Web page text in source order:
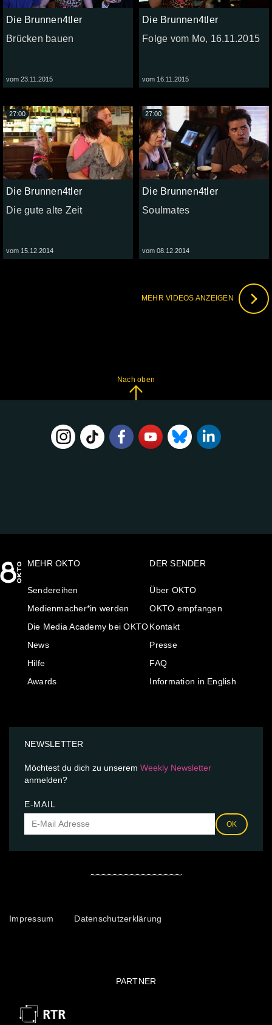
Die Brunnen4tler
Brücken bauen
vom 23.11.2015
Die Brunnen4tler
Folge vom Mo, 16.11.2015
vom 16.11.2015
Die Brunnen4tler
Die gute alte Zeit
vom 15.12.2014
27:00
Die Brunnen4tler
Soulmates
vom 08.12.2014
27:00
MEHR VIDEOS ANZEIGEN
Nach oben
MEHR OKTO
Sendereihen
Medienmacher*in werden
Die Media Academy bei OKTO
News
Hilfe
Awards
DER SENDER
Über OKTO
OKTO empfangen
Kontakt
Presse
FAQ
Information in English
NEWSLETTER
Möchtest du dich zu unserem Weekly Newsletter
anmelden?
E-MAIL
OK
Impressum Datenschutzerklärung
PARTNER